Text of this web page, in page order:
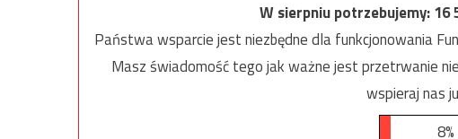
W sierpniu potrzebujemy:16
Państwa wsparcie jest niezbędne dla funkcjonowania
Masz świadomość tego jak ważne jest przetrwanie
wspieraj nas
8%